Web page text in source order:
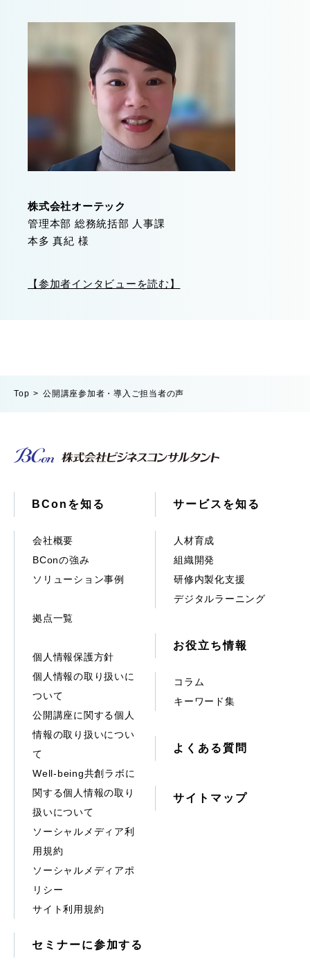
株式会社オーテック
管理本部 総務統括部 人事課
本多 真紀 様
【参加者インタビューを読む】
Top 公開講座参加者・導入ご担当者の声
BConを知る
会社概要
BConの強み
ソリューション事例
拠点一覧
個人情報保護方針
個人情報の取り扱いに
ついて
公開講座に関する個人
情報の取り扱いについ
て
Well-being共創ラボに
関する個人情報の取り
扱いについて
ソーシャルメディア利
用規約
ソーシャルメディアポ
リシー
サイト利用規約
サービスを知る
人材育成
組織開発
研修内製化支援
デジタルラーニング
お役立ち情報
コラム
キーワード集
よくある質問
サイトマップ
セミナーに参加する